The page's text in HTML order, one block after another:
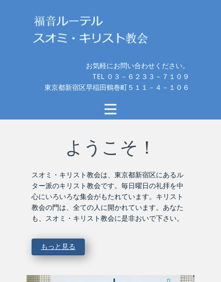
お気軽にお問い合わせください。
TEL ０３－６２３３－７１０９
東京都新宿区早稲田鶴巻町５１１－４－１０６
ようこそ！
スオミ・キリスト教会は、東京都新宿区にあるル
ター派のキリスト教会です。毎日曜日の礼拝を中
心にいろいろな集会がもたれています。キリスト
教会の門は、全ての人に開かれています。あなた
も、スオミ・キリスト教会に是非おいで下さい。
もっと見る